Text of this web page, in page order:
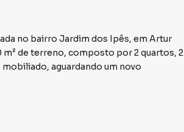
no bairro Jardim dos Ipês, em Artur
m² de terreno, composto por 2 quartos, 2
aguardando um novo
como escolas, comércios e